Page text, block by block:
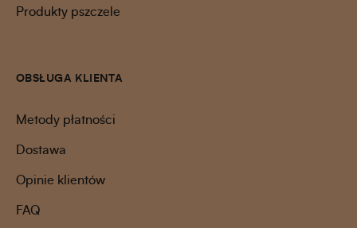
Produkty pszczele
OBSŁUGA KLIENTA
Metody płatności
Dostawa
Opinie klientów
FAQ